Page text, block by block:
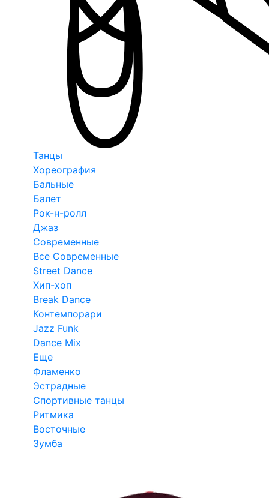
Танцы
Хореография
Бальные
Балет
Рок-н-ролл
Джаз
Современные
Все Современные
Street Dance
Хип-хоп
Break Dance
Контемпорари
Jazz Funk
Dance Mix
Еще
Фламенко
Эстрадные
Спортивные танцы
Ритмика
Восточные
Зумба